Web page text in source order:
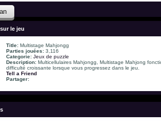
le jeu
Title: Multistage Mahjongg
Parties jouées: 3,116
Categorie: Jeux de puzzle
Description: Multicellulaires Mahjongg, Multistage Mahjong
difficulté croissante lorsque vous progressez dans le jeu.
Tell a Friend
Partager: